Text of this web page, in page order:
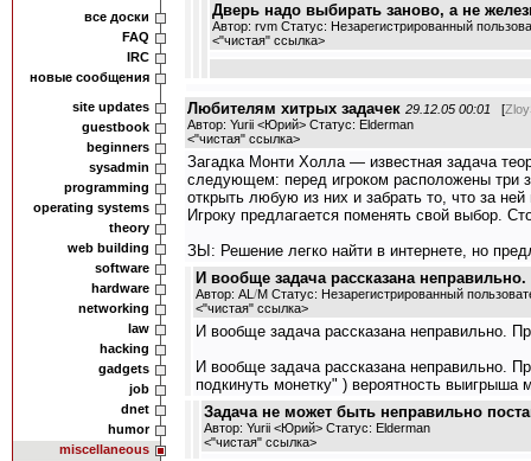
все доски
FAQ
IRC
новые сообщения
site updates
guestbook
beginners
sysadmin
programming
operating systems
theory
web building
software
hardware
networking
law
hacking
gadgets
job
dnet
humor
miscellaneous
Дверь надо выбирать заново, а не
Автор: rvm Статус: Незарегистрированный
<"чистая" ссылка>
Любителям хитрых задачек 29.12.05 00:01 [
Автор: Yurii <Юрий> Статус: Elderman
<"чистая" ссылка>
Загадка Монти Холла — известная задача
следующем: перед игроком расположены три
открыть любую из них и забрать то, что за
Игроку предлагается поменять свой выбор.
ЗЫ: Решение легко найти в интернете, но
И вообще задача рассказана
Автор: AL /M Статус: Незарегистрированный
<"чистая" ссылка>
И вообще задача рассказана неправильно.
И вообще задача рассказана неправильно.
подкинуть монетку" ) вероятность
Задача не может быть неправильно
Автор: Yurii <Юрий> Статус: Elderman
<"чистая" ссылка>